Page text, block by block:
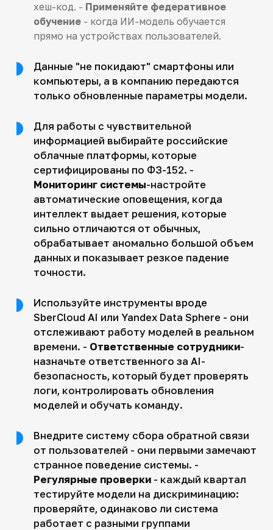
хеш-код. - Применяйте федеративное
обучение- когда ИИ-модель обучается
прямо на устройствах пользователей.
Данные "не покидают" смартфоны или
компьютеры, а в компанию передаются
только обновленные параметры модели.
Для работы с чувствительной
информацией выбирайте российские
облачные платформы, которые
сертифицированы по ФЗ-152. -
Мониторинг системы-настройте
автоматические оповещения, когда
интеллект выдает решения, которые
сильно отличаются от обычных,
обрабатывает аномально большой объем
данных и показывает резкое падение
точности.
Используйте инструменты вроде
SberCloud AI или Yandex Data Sphere - они
отслеживают работу моделей в реальном
времени. - Ответственные сотрудники-
назначьте ответственного за AI-
безопасность, который будет проверять
логи, контролировать обновления
моделей и обучать команду.
Внедрите систему сбора обратной связи
от пользователей - они первыми замечают
странное поведение системы. -
Регулярные проверки- каждый квартал
тестируйте модели на дискриминацию:
проверяйте, одинаково ли система
работает с разными группами